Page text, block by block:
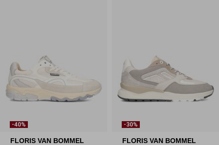
-40%
FLORIS VAN BOMMEL
-30%
FLORIS VAN BOMMEL